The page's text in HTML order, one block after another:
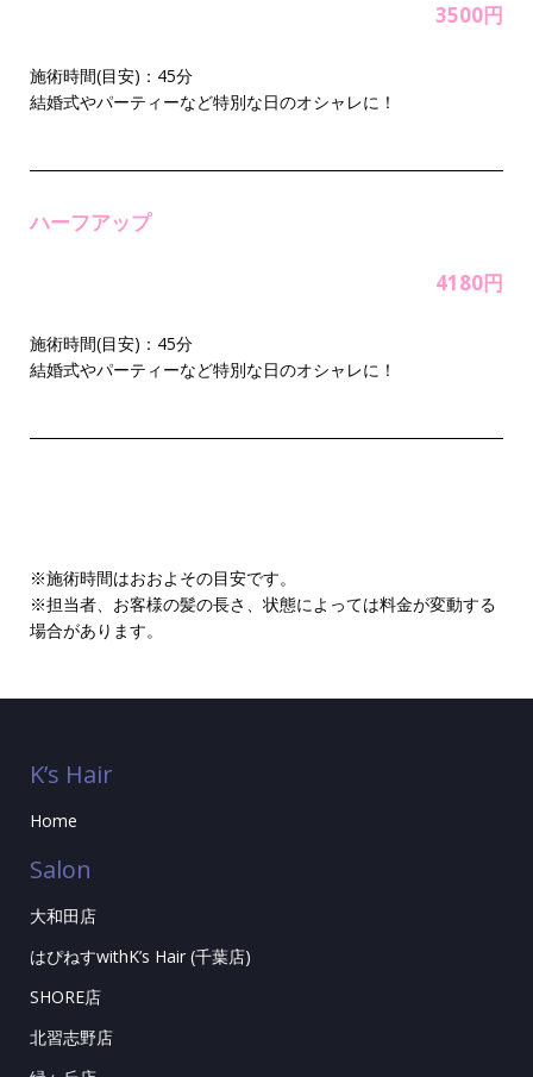
3500円
施術時間(目安)：45分
結婚式やパーティーなど特別な日のオシャレに！
ハーフアップ
4180円
施術時間(目安)：45分
結婚式やパーティーなど特別な日のオシャレに！
※施術時間はおおよその目安です。
※担当者、お客様の髪の長さ、状態によっては料金が変動する
場合があります。
K’s Hair
Home
Salon
大和田店
はぴねすwithK’s Hair (千葉店)
SHORE店
北習志野店